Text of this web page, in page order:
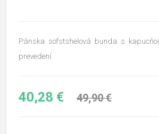
Pánska sofstshelová bunda s
prevedení.
40,28 € 49,90 €